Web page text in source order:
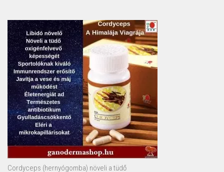
Cordyceps (hernyógomba) növeli a tüdő